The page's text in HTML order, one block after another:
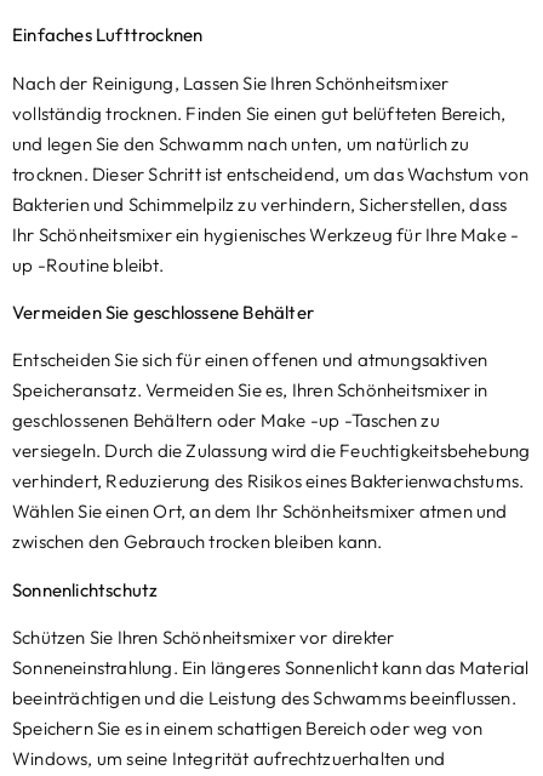
Einfaches Lufttrocknen
Nach der Reinigung, Lassen Sie Ihren Schönheitsmixer
vollständig trocknen. Finden Sie einen gut belüfteten Bereich,
und legen Sie den Schwamm nach unten, um natürlich zu
trocknen. Dieser Schritt ist entscheidend, um das Wachstum von
Bakterien und Schimmelpilz zu verhindern, Sicherstellen, dass
Ihr Schönheitsmixer ein hygienisches Werkzeug für Ihre Make -
up -Routine bleibt.
Vermeiden Sie geschlossene Behälter
Entscheiden Sie sich für einen offenen und atmungsaktiven
Speicheransatz. Vermeiden Sie es, Ihren Schönheitsmixer in
geschlossenen Behältern oder Make -up -Taschen zu
versiegeln. Durch die Zulassung wird die Feuchtigkeitsbehebung
verhindert, Reduzierung des Risikos eines Bakterienwachstums.
Wählen Sie einen Ort, an dem Ihr Schönheitsmixer atmen und
zwischen den Gebrauch trocken bleiben kann.
Sonnenlichtschutz
Schützen Sie Ihren Schönheitsmixer vor direkter
Sonneneinstrahlung. Ein längeres Sonnenlicht kann das Material
beeinträchtigen und die Leistung des Schwamms beeinflussen.
Speichern Sie es in einem schattigen Bereich oder weg von
Windows, um seine Integrität aufrechtzuerhalten und